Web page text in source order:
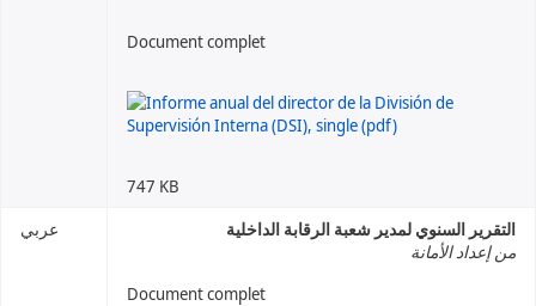
Document complet
747 KB
عربي
التقرير السنوي لمدير شعبة الرقابة الداخلية
من إعداد الأمانة
Document complet